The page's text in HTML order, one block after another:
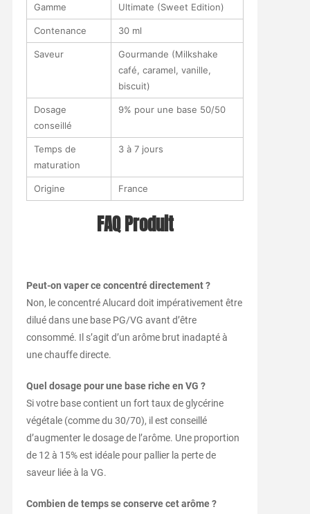
Gamme Ultimate (Sweet Edition)
Contenance 30 ml
Saveur
Gourmande (Milkshake
café, caramel, vanille,
biscuit)
Dosage
conseillé
9% pour une base 50/50
Temps de
maturation
3 à 7 jours
Origine France
FAQ Produit
Peut-on vaper ce concentré directement ?
Non, le concentré Alucard doit impérativement être
dilué dans une base PG/VG avant d’être
consommé. Il s’agit d’un arôme brut inadapté à
une chauffe directe.
Quel dosage pour une base riche en VG ?
Si votre base contient un fort taux de glycérine
végétale (comme du 30/70), il est conseillé
d’augmenter le dosage de l’arôme. Une proportion
de 12 à 15% est idéale pour pallier la perte de
saveur liée à la VG.
Combien de temps se conserve cet arôme ?